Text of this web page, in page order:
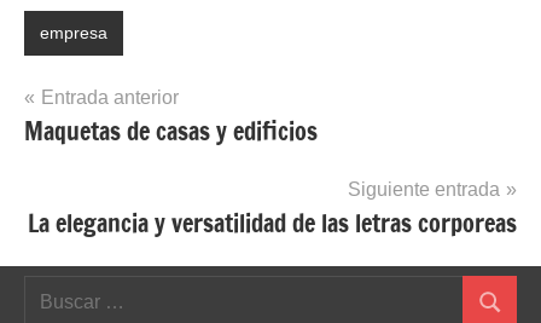
empresa
Navegación
de
Entrada anterior
Maquetas de casas y edificios
Siguiente entrada
La elegancia y versatilidad de las letras corporeas
Buscar